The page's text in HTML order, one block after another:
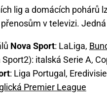
lig a domácích pohárů
v televizi.
Nova Sport: LaLiga,
italská Serie A,
: Liga Portugal,
Premier League